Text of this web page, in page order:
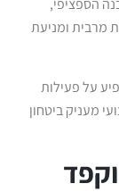
הספציפי,
מרבית ומניעת
על פעילות
מעניק ביטחון